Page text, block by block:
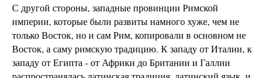
С другой стороны, западные провинции Римской
империи, которые были развиты намного хуже, чем не
только Восток, но и сам Рим, копировали в основном не
Восток, а саму римскую традицию. К западу от Италии, к
западу от Египта - от Африки до Британии и Галлии